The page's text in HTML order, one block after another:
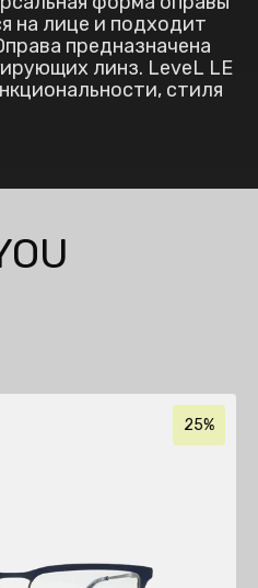
на лице и подходит
предназначена
линз. LeveL LE
стиля
25%